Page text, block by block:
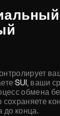
SUI, ваши
обмена
до конца.